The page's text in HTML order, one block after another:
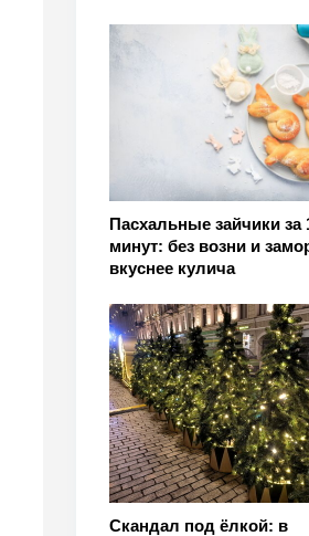
Пасхальные зайчики за
минут: без возни и
вкуснее кулича
Скандал под ёлкой: в